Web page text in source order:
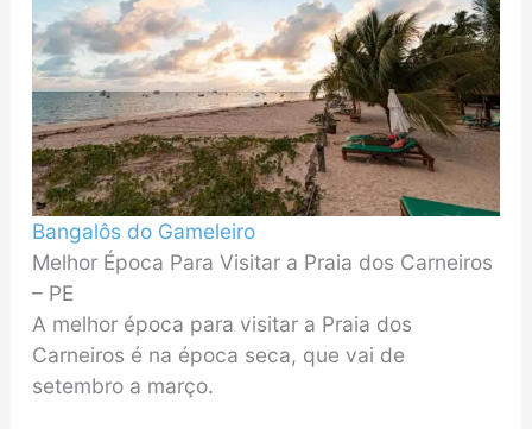
Bangalôs do Gameleiro
Melhor Época Para Visitar a Praia dos Carneiros
– PE
A melhor época para visitar a Praia dos
Carneiros é na época seca, que vai de
setembro a março.